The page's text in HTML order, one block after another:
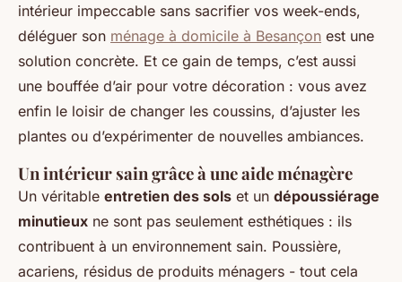
intérieur impeccable sans sacrifier vos week-ends,
déléguer son ménage à domicile à Besançon est une
solution concrète. Et ce gain de temps, c’est aussi
une bouffée d’air pour votre décoration : vous avez
enfin le loisir de changer les coussins, d’ajuster les
plantes ou d’expérimenter de nouvelles ambiances.
Un intérieur sain grâce à une aide ménagère
Un véritable entretien des sols et un dépoussiérage
minutieux ne sont pas seulement esthétiques : ils
contribuent à un environnement sain. Poussière,
acariens, résidus de produits ménagers - tout cela